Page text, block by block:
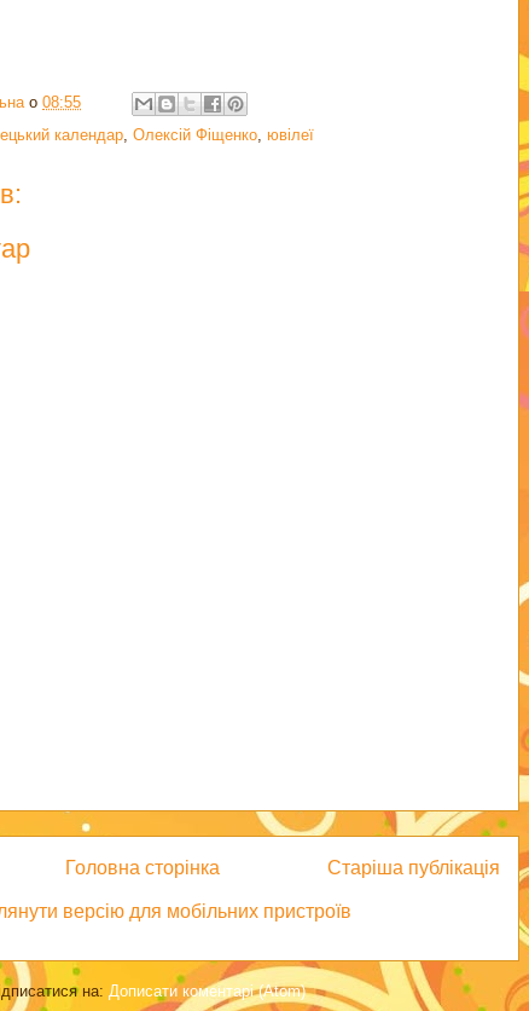
о 08:55
календар Олексій Фіщенко ювілеї
Старіша публікація
Головна сторінка
версію для мобільних пристроїв
на: Дописати коментарі (Atom)